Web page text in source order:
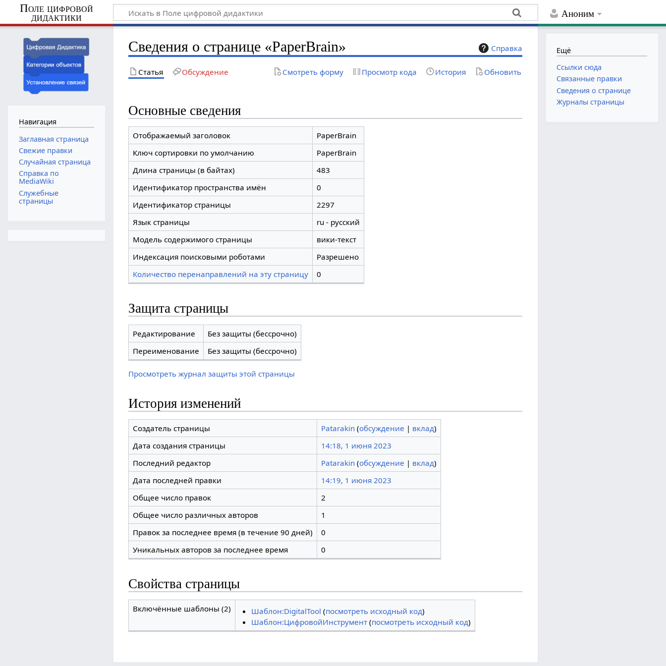
Аноним
Поле цифровой
дидактики
Справка
Сведения о странице «PaperBrain»
Статья Обсуждение Смотреть форму Просмотр кода История Обновить
Основные сведения
Отображаемый заголовок
PaperBrain
Ключ сортировки по умолчанию
PaperBrain
Длина страницы (в байтах)
483
Идентификатор пространства имён
0
Идентификатор страницы
2297
Язык страницы
ru - русский
Модель содержимого страницы
вики-текст
Индексация поисковыми роботами
Разрешено
Количество перенаправлений на эту страницу
0
Защита страницы
Редактирование
Без защиты (бессрочно)
Переименование
Без защиты (бессрочно)
Просмотреть журнал защиты этой страницы
История изменений
Создатель страницы Patarakin (обсуждение | вклад)
Дата создания страницы
14:18, 1 июня 2023
Последний редактор
Patarakin (обсуждение | вклад)
Дата последней правки
14:19, 1 июня 2023
Общее число правок
2
Общее число различных авторов
1
Правок за последнее время (в течение 90 дней)
0
Уникальных авторов за последнее время
0
Свойства страницы
Включённые шаблоны (2) Шаблон:DigitalTool (посмотреть исходный код)
Шаблон:ЦифровойИнструмент (посмотреть исходный код)
Навигация
Заглавная страница
Свежие правки
Случайная страница
Справка по
MediaWiki
Служебные
страницы
Ещё
Ссылки сюда
Связанные правки
Сведения о странице
Журналы страницы